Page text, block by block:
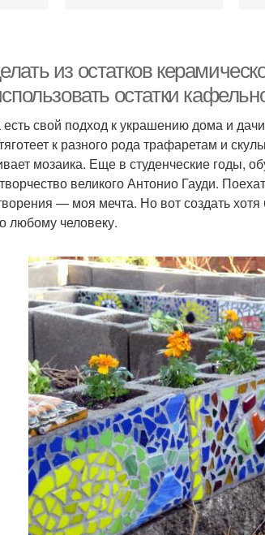
из остатков
остатки
свой подход к украшению дома и
к разного рода трафаретам и
мозаика. Еще в студенческие годы,
великого Антонио Гауди.
— моя мечта. Но вот создать
любому человеку.